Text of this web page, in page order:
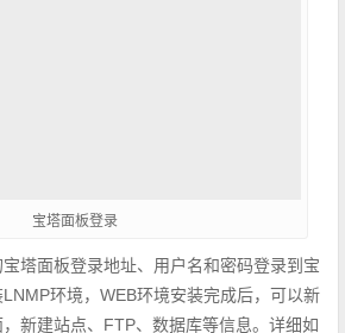
宝塔面板登录
塔面板登录地址、用户名和密码登录到宝
环境，WEB环境安装完成后，可以新
新建站点、FTP、数据库等信息。详细如